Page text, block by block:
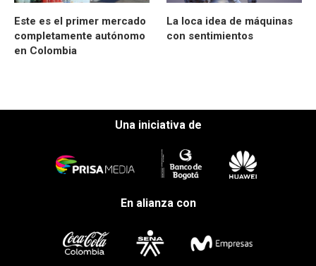
Este es el primer mercado
completamente autónomo
en Colombia
La loca idea de máquinas
con sentimientos
Una iniciativa de
En alianza con